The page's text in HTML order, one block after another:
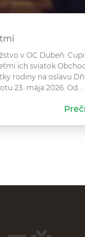
v OC Dubeň:
ich sviatok
rodiny na oslavu
23. mája 2026. Od...